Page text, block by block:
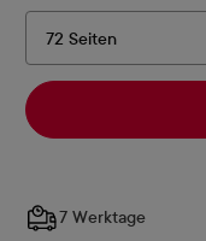
7 Werktage